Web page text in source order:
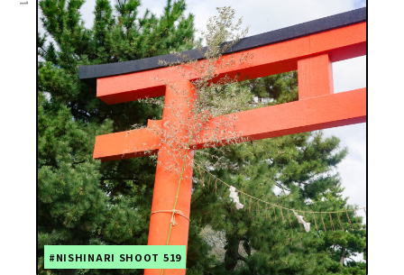
#NISHINARI SHOOT 519